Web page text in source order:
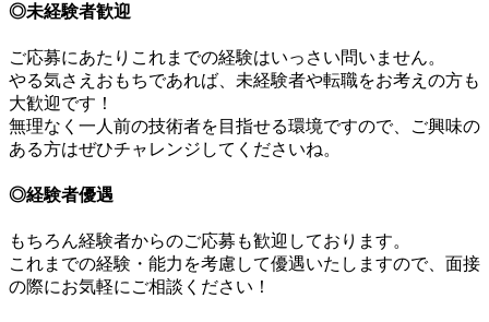
◎未経験者歓迎
ご応募にあたりこれまでの経験はいっさい問いません。
やる気さえおもちであれば、未経験者や転職をお考えの方も
大歓迎です！
無理なく一人前の技術者を目指せる環境ですので、ご興味の
ある方はぜひチャレンジしてくださいね。
◎経験者優遇
もちろん経験者からのご応募も歓迎しております。
これまでの経験・能力を考慮して優遇いたしますので、面接
の際にお気軽にご相談ください！